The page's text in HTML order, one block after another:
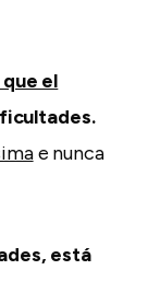
el
e nunca
está